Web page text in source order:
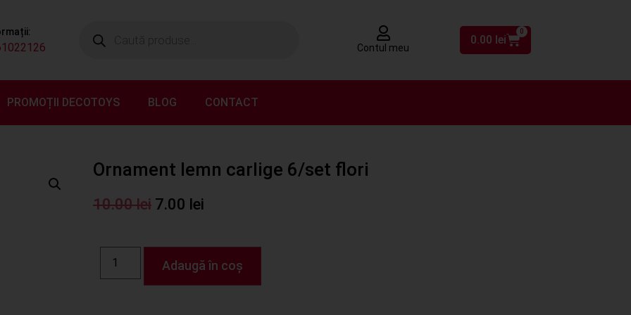
Contul meu
0.00 lei
0
PROMOȚII DECOTOYS BLOG CONTACT
Ornament lemn carlige 6/set flori
10.00lei 7.00 lei
Adaugă în coș